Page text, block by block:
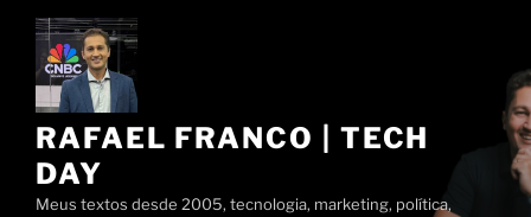
Pular
conteúdo
RAFAEL FRANCO | TECH
DAY
Meus textos desde 2005, tecnologia, marketing, política,